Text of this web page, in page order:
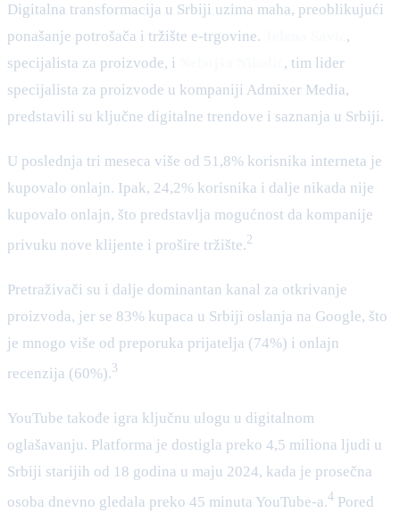
Digitalna transformacija u Srbiji uzima maha, preoblikujući
ponašanje potrošača i tržište e-trgovine.
,
specijalista za proizvode, i
, tim lider
specijalista za proizvode u kompaniji Admixer Media,
predstavili su ključne digitalne trendove i saznanja u Srbiji.
U poslednja tri meseca više od 51,8% korisnika interneta je
kupovalo onlajn. Ipak, 24,2% korisnika i dalje nikada nije
kupovalo onlajn, što predstavlja mogućnost da kompanije
privuku nove klijente i prošire tržište.2
Pretraživači su i dalje dominantan kanal za otkrivanje
proizvoda, jer se 83% kupaca u Srbiji oslanja na Google, što
je mnogo više od preporuka prijatelja (74%) i onlajn
recenzija (60%).3
YouTube takođe igra ključnu ulogu u digitalnom
oglašavanju. Platforma je dostigla preko 4,5 miliona ljudi u
Srbiji starijih od 18 godina u maju 2024, kada je prosečna
osoba dnevno gledala preko 45 minuta YouTube-a.4 Pored